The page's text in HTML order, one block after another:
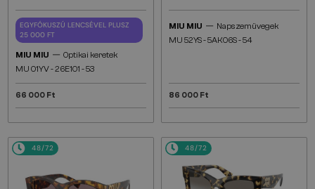
EGYFÓKUSZÚ LENCSÉVEL PLUSZ
25 000 FT
MIU MIU — Optikai keretek
MU 01YV - 26E1O1 - 53
66 000 Ft
MIU MIU — Napszemüvegek
MU 52YS - ​5AK06S - ​54
86 000 Ft
48/72 48/72